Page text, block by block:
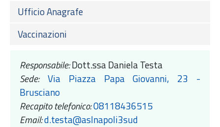
Ufficio Anagrafe
Vaccinazioni
Responsabile:Dott.ssa Daniela Testa
Sede: Via Piazza Papa Giovanni, 23 -
Brusciano
Recapito telefonico:08118436515
Email:d.testa@aslnapoli3sud